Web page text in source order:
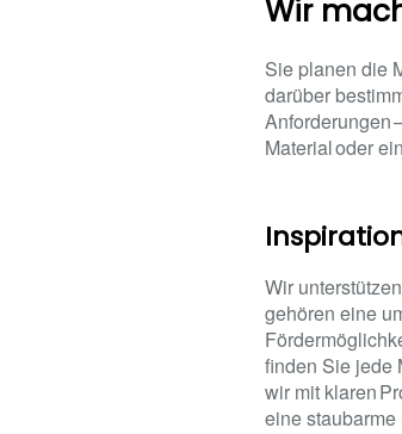
Wir
Sie planen die
darüber
Anforderungen
Material oder
Wir
gehören eine
finden Sie jede
wir mit klaren
eine